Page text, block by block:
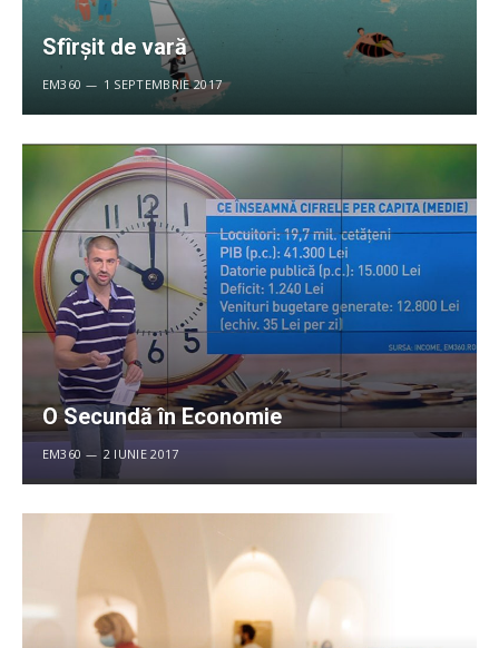
Sfîrșit de vară
EM360 1 SEPTEMBRIE 2017
O Secundă în Economie
EM360 2 IUNIE 2017